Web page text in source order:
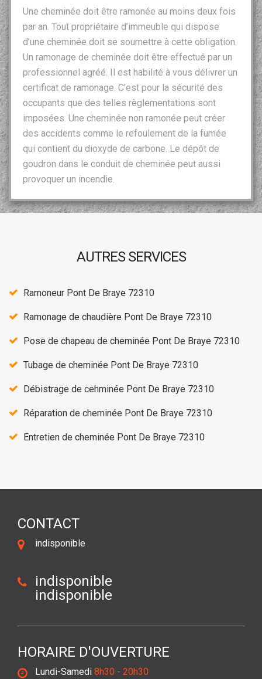
Une cheminée doit être ramonée au moins deux fois
par an. Tout propriétaire d’immeuble qui dispose
d’une cheminée doit se soumettre à cette obligation.
Un ramonage de cheminée doit être effectué par un
professionnel agréé. Il est habilité à vous délivrer un
certificat de ramonage. C’est pour la sécurité des
occupants que des telles règlementations sont
imposées. Une cheminée non ramonée peut créer
des accidents comme le refoulement de la fumée
qui contient du dioxyde de carbone. Le dépôt de
goudron dans le conduit de cheminée peut aussi
provoquer un incendie.
AUTRES SERVICES
Ramoneur Pont De Braye 72310
Ramonage de chaudière Pont De Braye 72310
Pose de chapeau de cheminée Pont De Braye 72310
Tubage de cheminée Pont De Braye 72310
Débistrage de cehminée Pont De Braye 72310
Réparation de cheminée Pont De Braye 72310
Entretien de cheminée Pont De Braye 72310
CONTACT
indisponible
indisponible
indisponible
HORAIRE D'OUVERTURE
Lundi-Samedi 8h30 - 20h30